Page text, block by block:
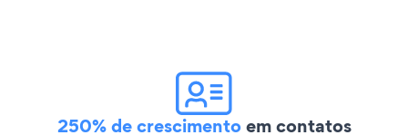
250% de crescimentoem contatos